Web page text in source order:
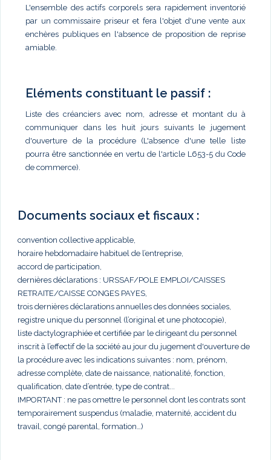
L'ensemble des actifs corporels sera rapidement inventorié
par un commissaire priseur et fera l'objet d'une vente aux
enchères publiques en l'absence de proposition de reprise
amiable.
Eléments constituant le passif :
Liste des créanciers avec nom, adresse et montant du à
communiquer dans les huit jours suivants le jugement
d'ouverture de la procédure (L'absence d'une telle liste
pourra être sanctionnée en vertu de l'article L653-5 du Code
de commerce).
Documents sociaux et fiscaux :
convention collective applicable,
horaire hebdomadaire habituel de l’entreprise,
accord de participation,
dernières déclarations : URSSAF/POLE EMPLOI/CAISSES
RETRAITE/CAISSE CONGES PAYES,
trois dernières déclarations annuelles des données sociales,
registre unique du personnel (l’original et une photocopie),
liste dactylographiée et certifiée par le dirigeant du personnel
inscrit à l’effectif de la société au jour du jugement d'ouverture de
la procédure avec les indications suivantes : nom, prénom,
adresse complète, date de naissance, nationalité, fonction,
qualification, date d’entrée, type de contrat...
IMPORTANT : ne pas omettre le personnel dont les contrats sont
temporairement suspendus (maladie, maternité, accident du
travail, congé parental, formation…)